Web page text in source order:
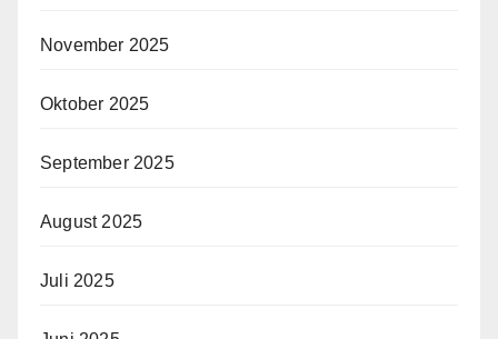
November 2025
Oktober 2025
September 2025
August 2025
Juli 2025